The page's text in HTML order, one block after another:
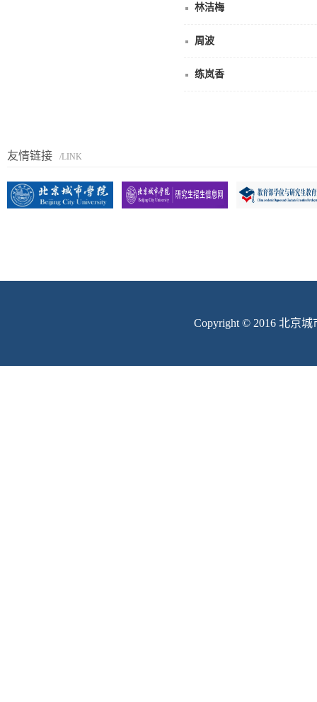
林洁梅
周波
练岚香
友情链接 /LINK
Copyright © 2016 北京